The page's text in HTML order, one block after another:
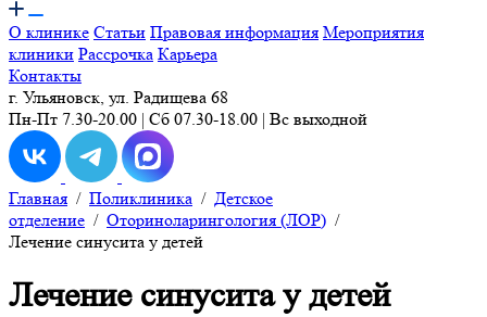
О клинике Статьи Правовая информация Мероприятия
клиники Рассрочка Карьера
Контакты
г. Ульяновск, ул. Радищева 68
Пн-Пт 7.30-20.00 | Сб 07.30-18.00 | Вс выходной
Главная / Поликлиника / Детское
отделение / Оториноларингология (ЛОР) /
Лечение синусита у детей
Лечение синусита у детей